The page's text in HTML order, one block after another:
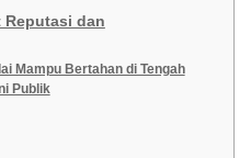
Reputasi dan
Mampu Bertahan di Tengah
Publik